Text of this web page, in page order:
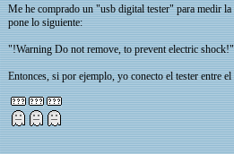
Me he comprado un "usb digital tester" para medir
pone lo siguiente:
"!Warning Do not remove, to prevent electric shock!"
Entonces, si por ejemplo, yo conecto el tester entre